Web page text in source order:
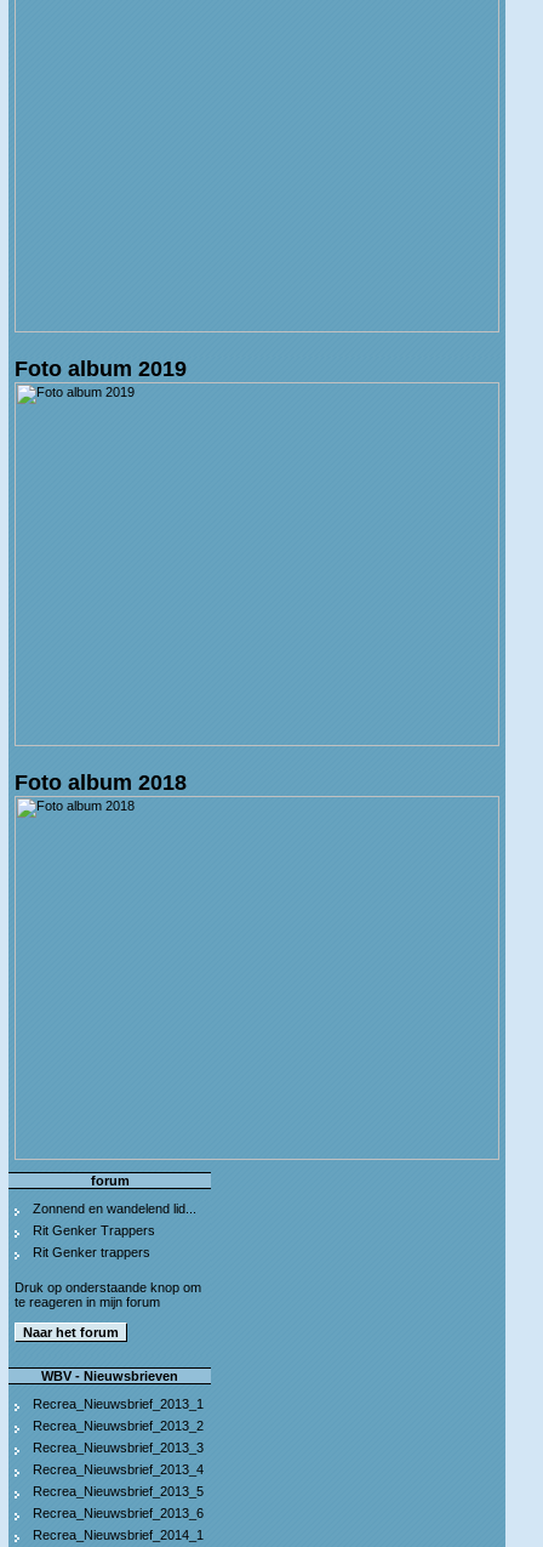
Foto album 2019
Foto album 2018
forum
Zonnend en wandelend lid...
Rit Genker Trappers
Rit Genker trappers
Druk op onderstaande knop om
te reageren in mijn forum
WBV - Nieuwsbrieven
Recrea_Nieuwsbrief_2013_1
Recrea_Nieuwsbrief_2013_2
Recrea_Nieuwsbrief_2013_3
Recrea_Nieuwsbrief_2013_4
Recrea_Nieuwsbrief_2013_5
Recrea_Nieuwsbrief_2013_6
Recrea_Nieuwsbrief_2014_1